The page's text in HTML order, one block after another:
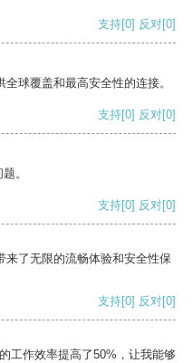
支持[0] 反对[0]
球覆盖和最高安全性的连接。
支持[0] 反对[0]
。
支持[0] 反对[0]
来了无限的流畅体验和安全性保
支持[0] 反对[0]
工作效率提高了50%，让我能够